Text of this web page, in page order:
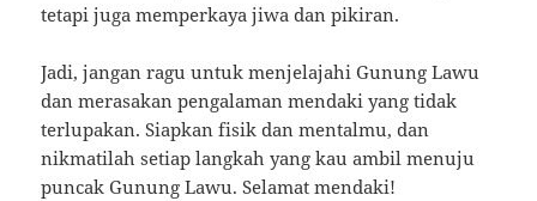
tetapi juga memperkaya jiwa dan pikiran.
Jadi, jangan ragu untuk menjelajahi Gunung Lawu
dan merasakan pengalaman mendaki yang tidak
terlupakan. Siapkan fisik dan mentalmu, dan
nikmatilah setiap langkah yang kau ambil menuju
puncak Gunung Lawu. Selamat mendaki!